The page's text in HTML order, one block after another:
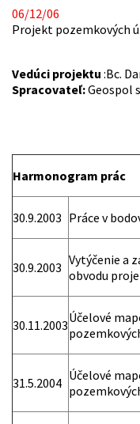
06/12/06
Projekt pozemkových
Vedúci projektu :Bc.
Spracovateľ:Geospol
Harmonogram prác
30.9.2003 Práce v
30.9.2003 Vytýčenie a
obvodu
30.11.2003Účelové
31.5.2004 Účelové